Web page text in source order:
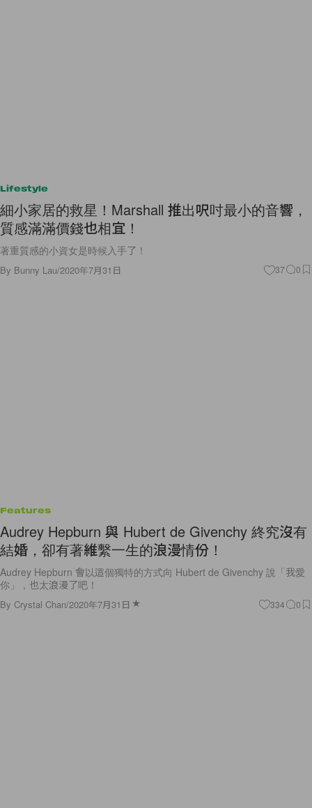
Lifestyle
細小家居的救星！Marshall 推出呎吋最小的音響，
質感滿滿價錢也相宜！
著重質感的小資女是時候入手了！
By Bunny Lau/2020年7月31日 37 0
Features
Audrey Hepburn 與 Hubert de Givenchy 終究沒有
結婚，卻有著維繫一生的浪漫情份！
Audrey Hepburn 會以這個獨特的方式向 Hubert de Givenchy 說「我愛
你」，也太浪漫了吧！
By Crystal Chan/2020年7月31日 334 0